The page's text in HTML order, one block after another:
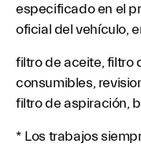
especificado en el
oficial del vehículo,
filtro de aceite, filtro
consumibles,
filtro de aspiración,
* Los trabajos